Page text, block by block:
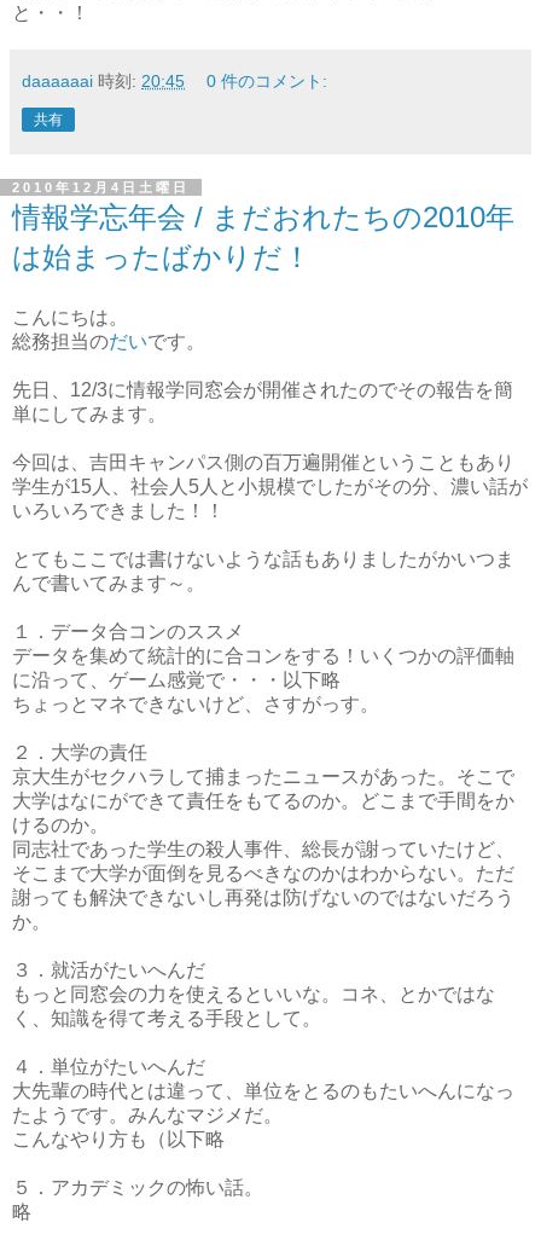
と・・！
daaaaaai 時刻: 20:45 0 件のコメント:
共有
2010年12月4日土曜日
情報学忘年会 / まだおれたちの2010年
は始まったばかりだ！
こんにちは。
総務担当のだいです。
先日、12/3に情報学同窓会が開催されたのでその報告を簡
単にしてみます。
今回は、吉田キャンパス側の百万遍開催ということもあり
学生が15人、社会人5人と小規模でしたがその分、濃い話が
いろいろできました！！
とてもここでは書けないような話もありましたがかいつま
んで書いてみます～。
１．データ合コンのススメ
データを集めて統計的に合コンをする！いくつかの評価軸
に沿って、ゲーム感覚で・・・以下略
ちょっとマネできないけど、さすがっす。
２．大学の責任
京大生がセクハラして捕まったニュースがあった。そこで
大学はなにができて責任をもてるのか。どこまで手間をか
けるのか。
同志社であった学生の殺人事件、総長が謝っていたけど、
そこまで大学が面倒を見るべきなのかはわからない。ただ
謝っても解決できないし再発は防げないのではないだろう
か。
３．就活がたいへんだ
もっと同窓会の力を使えるといいな。コネ、とかではな
く、知識を得て考える手段として。
４．単位がたいへんだ
大先輩の時代とは違って、単位をとるのもたいへんになっ
たようです。みんなマジメだ。
こんなやり方も（以下略
５．アカデミックの怖い話。
略